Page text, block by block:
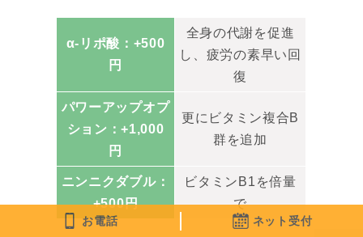
α-リポ酸：+500
円
全身の代謝を促進
し、疲労の素早い回
復
パワーアップオプ
ション：+1,000
円
更にビタミン複合B
群を追加
ニンニクダブル：
+500円
ビタミンB1を倍量
で
お電話 ネット受付